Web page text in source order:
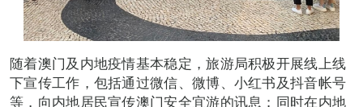
随着澳门及内地疫情基本稳定，旅游局积极开展线上线
下宣传工作，包括通过微信、微博、小红书及抖音帐号
等，向内地居民宣传澳门安全宜游的讯息；同时在内地